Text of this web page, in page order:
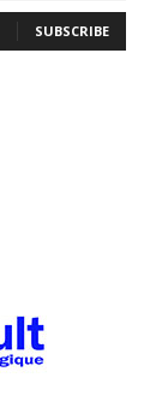
SUBSCRIBE